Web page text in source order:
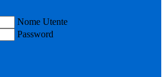
Nome Utente
Password